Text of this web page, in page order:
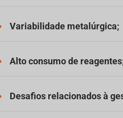
Variabilidade metalúrgica;
Alto consumo de
Desafios relacionados à